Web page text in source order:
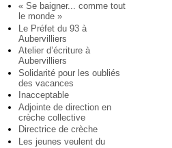
« Se baigner... comme tout
le monde »
Le Préfet du 93 à
Aubervilliers
Atelier d’écriture à
Aubervilliers
Solidarité pour les oubliés
des vacances
Inacceptable
Adjointe de direction en
crèche collective
Directrice de crèche
Les jeunes veulent du